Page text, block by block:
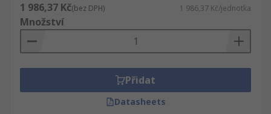
1 986,37 Kč(bez DPH) 1 986,37 Kč/jednotka
Množství
Přidat
Datasheets